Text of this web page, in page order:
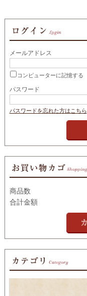
メールアドレス
コンピューターに記憶する
パスワード
パスワードを忘れた方はこちら
商品数
合計金額